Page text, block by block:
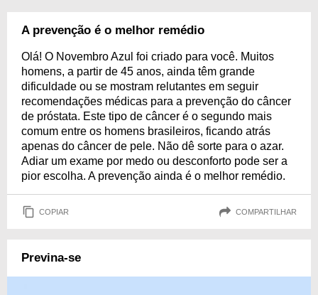
A prevenção é o melhor remédio
Olá! O Novembro Azul foi criado para você. Muitos
homens, a partir de 45 anos, ainda têm grande
dificuldade ou se mostram relutantes em seguir
recomendações médicas para a prevenção do câncer
de próstata. Este tipo de câncer é o segundo mais
comum entre os homens brasileiros, ficando atrás
apenas do câncer de pele. Não dê sorte para o azar.
Adiar um exame por medo ou desconforto pode ser a
pior escolha. A prevenção ainda é o melhor remédio.
COPIAR COMPARTILHAR
Previna-se